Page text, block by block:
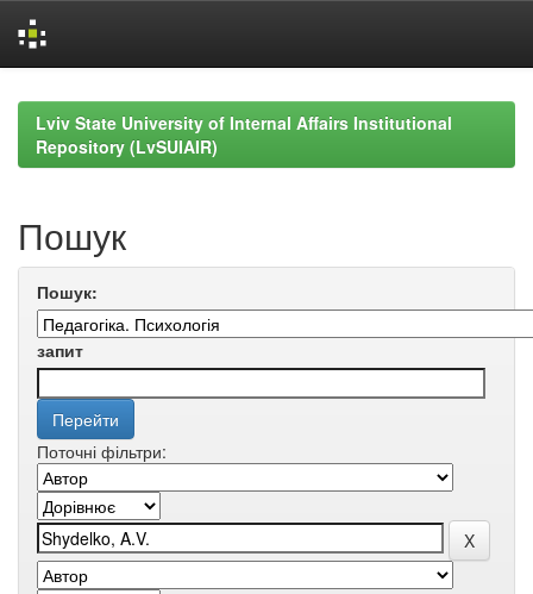
navigationLviv State University of Internal Affairs Institutional
Repository (LvSUIAIR)
Пошук
Пошук:
запит
Поточні фільтри: